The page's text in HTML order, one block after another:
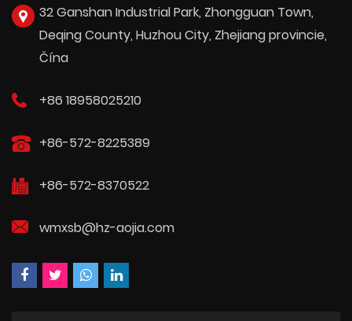
32 Ganshan Industrial Park, Zhongguan Town,
Deqing County, Huzhou City, Zhejiang provincie,
Čína
+86 18958025210
+86-572-8225389
+86-572-8370522
wmxsb@hz-aojia.com